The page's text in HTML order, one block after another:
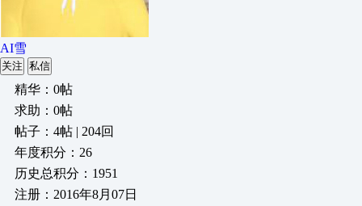
AI雪
关注 私信
精华：0帖
求助：0帖
帖子：4帖 | 204回
年度积分：26
历史总积分：1951
注册：2016年8月07日